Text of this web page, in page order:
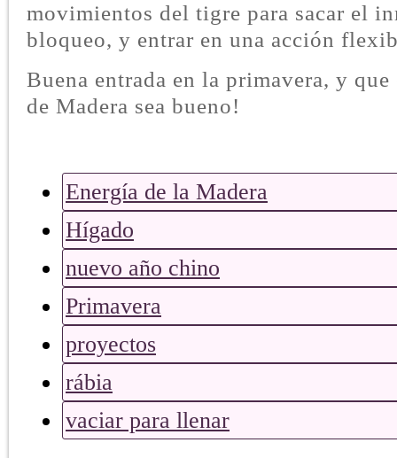
movimientos del tigre para sacar el
bloqueo, y entrar en una acción
Buena entrada en la primavera, y
de Madera sea bueno!
Energía de la Madera
Hígado
nuevo año chino
Primavera
proyectos
rábia
vaciar para llenar